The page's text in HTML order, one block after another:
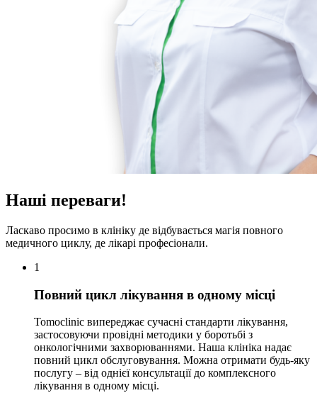
Наші переваги!
Ласкаво просимо в клініку де відбувається магія повного
медичного циклу, де лікарі професіонали.
1
Повний цикл лікування в одному місці
Tomoclinic випереджає сучасні стандарти лікування,
застосовуючи провідні методики у боротьбі з
онкологічними захворюваннями. Наша клініка надає
повний цикл обслуговування. Можна отримати будь-яку
послугу – від однієї консультації до комплексного
лікування в одному місці.